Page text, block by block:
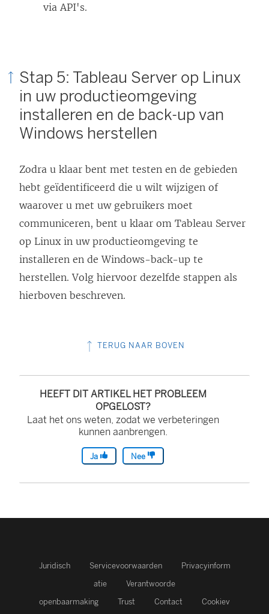
via API's.
Stap 5: Tableau Server op Linux
in uw productieomgeving
installeren en de back-up van
Windows herstellen
Zodra u klaar bent met testen en de gebieden
hebt geïdentificeerd die u wilt wijzigen of
waarover u met uw gebruikers moet
communiceren, bent u klaar om Tableau Server
op Linux in uw productieomgeving te
installeren en de Windows-back-up te
herstellen. Volg hiervoor dezelfde stappen als
hierboven beschreven.
TERUG NAAR BOVEN
HEEFT DIT ARTIKEL HET PROBLEEM
OPGELOST?
Laat het ons weten, zodat we verbeteringen
kunnen aanbrengen.
Ja Nee
Juridisch Servicevoorwaarden
Privacyinform
atie
Verantwoorde
openbaarmaking
Trust Contact Cookiev